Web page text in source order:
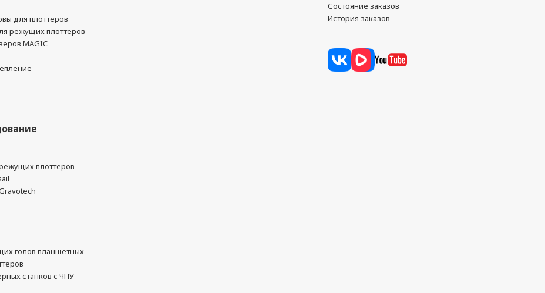
для плоттеров
режущих плоттеров
MAGIC
плоттеров
голов планшетных
станков с ЧПУ
Состояние заказов
История заказов